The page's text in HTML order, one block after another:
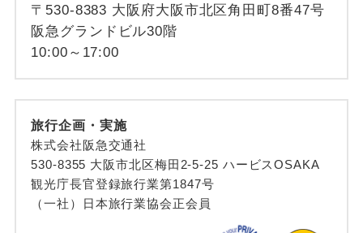
〒530-8383 大阪府大阪市北区角田町8番47号
阪急グランドビル30階
10:00～17:00
旅行企画・実施
株式会社阪急交通社
530-8355 大阪市北区梅田2-5-25 ハービスOSAKA
観光庁長官登録旅行業第1847号
（一社）日本旅行業協会正会員